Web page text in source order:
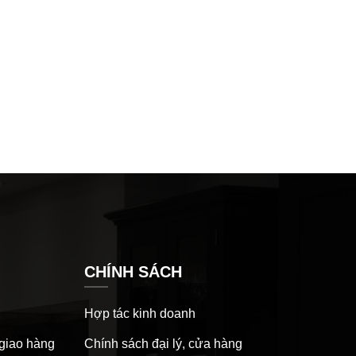
hàng
CHÍNH SÁCH
Hợp tác kinh doanh
Chính sách đại lý, cửa hàng